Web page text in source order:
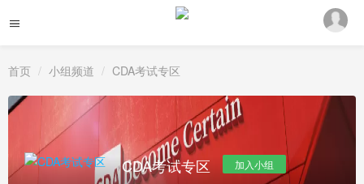
首页 小组频道 CDA考试专区
CDA考试专区
加入小组